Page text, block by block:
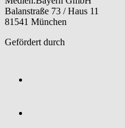
Balanstraße 73 / Haus 11
81541 München
Gefördert durch